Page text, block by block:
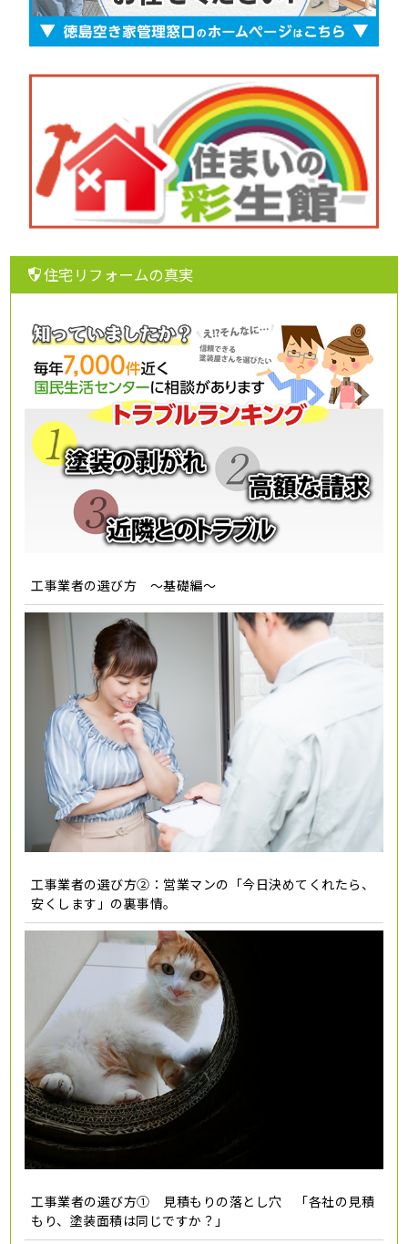
住宅リフォームの真実
工事業者の選び方 ～基礎編～
工事業者の選び方②：営業マンの「今日決めてくれたら、
安くします」の裏事情。
工事業者の選び方① 見積もりの落とし穴 「各社の見積
もり、塗装面積は同じですか？」